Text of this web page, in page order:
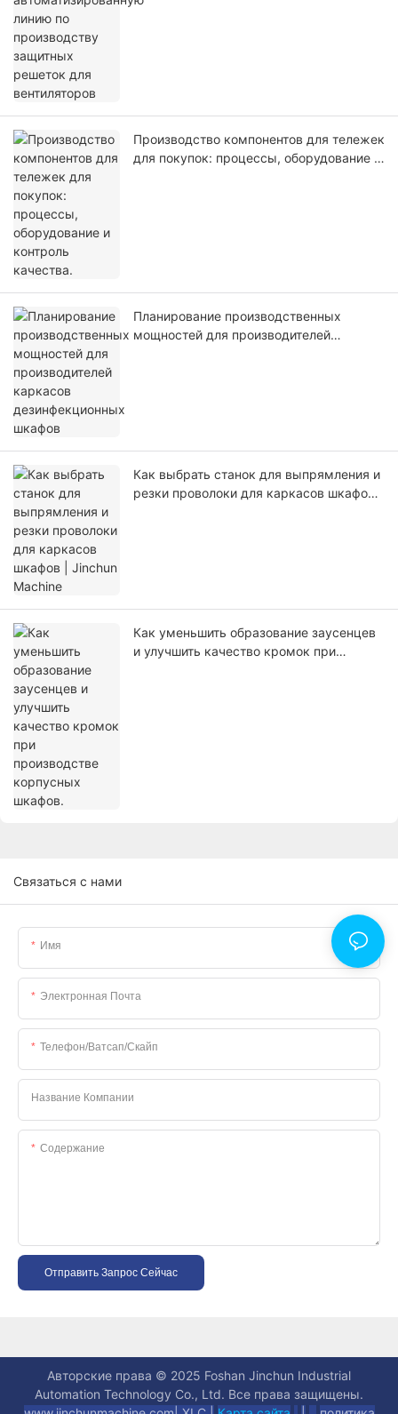
Производство компонентов для тележек
для покупок: процессы, оборудование и
Планирование производственных
мощностей для производителей
Как выбрать станок для выпрямления и
резки проволоки для каркасов шкафов |
Как уменьшить образование заусенцев
и улучшить качество кромок при
Связаться с нами
Имя
Электронная Почта
Телефон/ватсап/скайп
Название Компании
Содержание
Отправить Запрос Сейчас
Авторские права © 2025 Foshan Jinchun Industrial
Automation Technology Co., Ltd. Все права защищены.